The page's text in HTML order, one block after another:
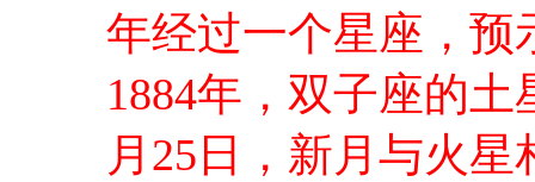
年经过一个星座，预
1884年，双子座的
月25日，新月与火